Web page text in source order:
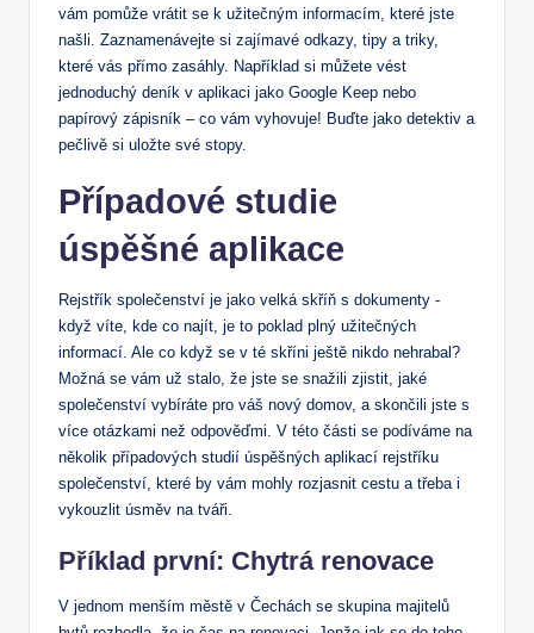
vám⁤ pomůže vrátit se k užitečným informacím, které⁤ jste
našli. Zaznamenávejte ⁣si zajímavé ⁤odkazy,‍ tipy ‌a triky,
které vás přímo​ zasáhly. Například si můžete vést
⁣jednoduchý deník v ​aplikaci jako Google Keep nebo
papírový zápisník ⁤– co ‌vám vyhovuje! Buďte ‍jako‌ detektiv a
pečlivě si uložte své stopy.
Případové studie
úspěšné aplikace
Rejstřík‍ společenství je jako velká skříň s⁤ dokumenty ​-
když víte, kde co najít, je to poklad‍ plný užitečných
informací.‍ Ale co když se v ⁣té skříni ještě nikdo⁢ nehrabal?
Možná se ⁣vám ⁤už stalo, že jste se snažili zjistit, jaké
společenství vybíráte pro váš nový domov, ‌a ​skončili jste s
více otázkami než odpověďmi. V⁣ této části se podíváme ⁢na
‍několik případových studií úspěšných aplikací rejstříku
společenství,⁤ které by vám mohly rozjasnit cestu a třeba i
vykouzlit úsměv na tváři.
Příklad první: Chytrá renovace
V jednom menším městě v Čechách se ⁢skupina⁢ majitelů